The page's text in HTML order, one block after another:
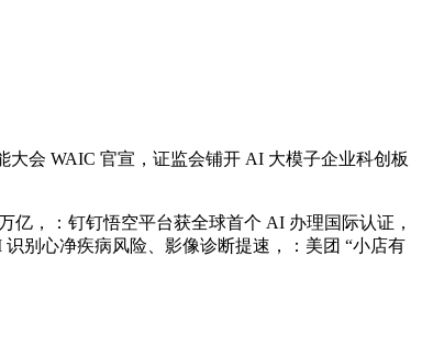
会 WAIC 官宣，证监会铺开 AI 大模子企业科创板
，：钉钉悟空平台获全球首个 AI 办理国际认证，
别心净疾病风险、影像诊断提速，：美团 “小店有